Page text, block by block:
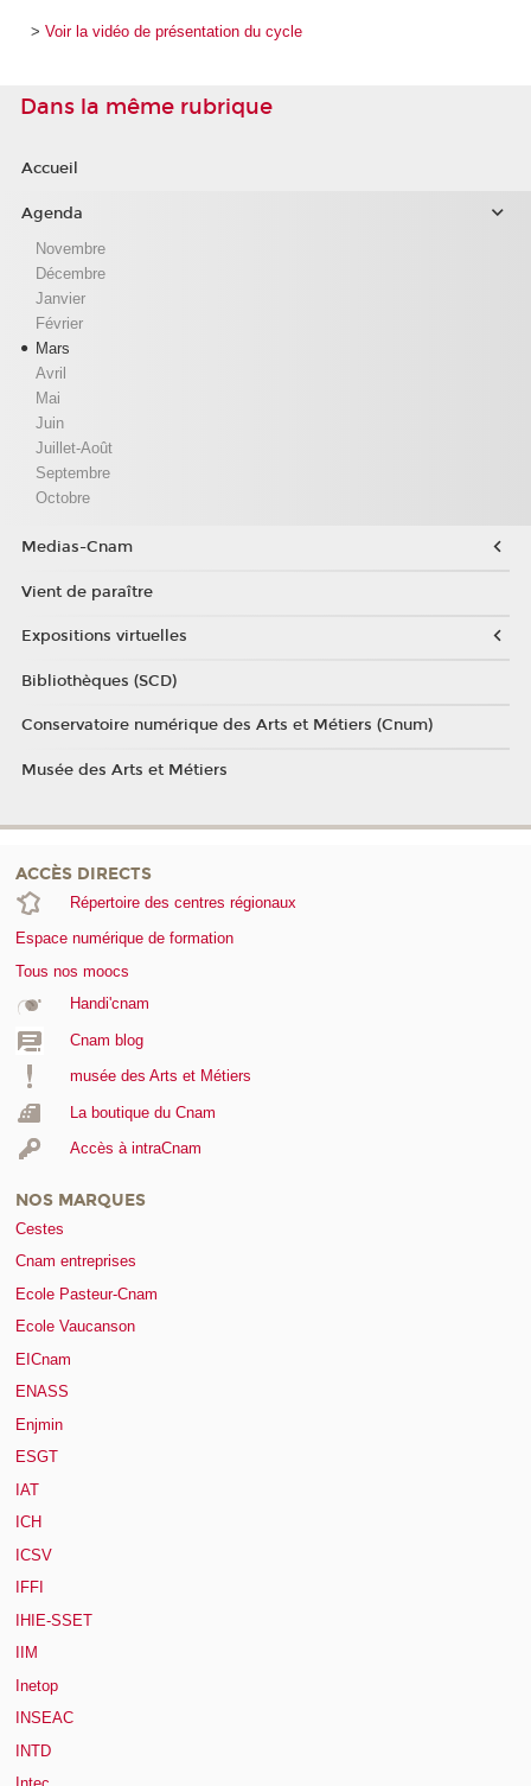
> Voir la vidéo de présentation du cycle
Dans la même rubrique
Accueil
Agenda
Novembre
Décembre
Janvier
Février
Mars
Avril
Mai
Juin
Juillet-Août
Septembre
Octobre
Medias-Cnam
Vient de paraître
Expositions virtuelles
Bibliothèques (SCD)
Conservatoire numérique des Arts et Métiers (Cnum)
Musée des Arts et Métiers
ACCÈS DIRECTS
Répertoire des centres régionaux
Espace numérique de formation
Tous nos moocs
Handi'cnam
Cnam blog
musée des Arts et Métiers
La boutique du Cnam
Accès à intraCnam
NOS MARQUES
Cestes
Cnam entreprises
Ecole Pasteur-Cnam
Ecole Vaucanson
EICnam
ENASS
Enjmin
ESGT
IAT
ICH
ICSV
IFFI
IHIE-SSET
IIM
Inetop
INSEAC
INTD